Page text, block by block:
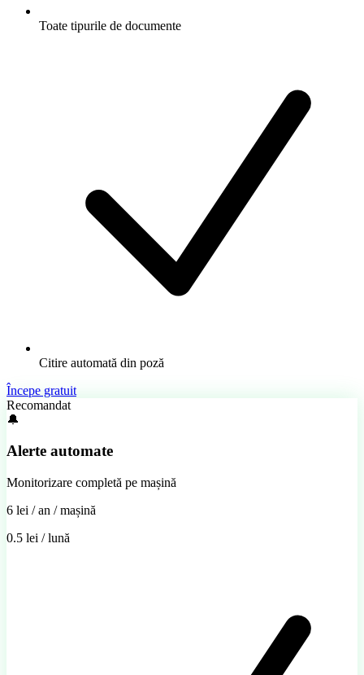
Toate tipurile de documente
Citire automată din poză
Începe gratuit
Recomandat
🔔
Alerte automate
Monitorizare completă pe mașină
6 lei / an / mașină
0.5 lei / lună